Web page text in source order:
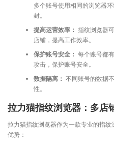
多个账号使用相同的浏览器
封。
提高运营效率： 指纹浏览器
店铺，提高工作效率。
保护账号安全： 每个账号都
攻击，保护账号安全。
数据隔离： 不同账号的数据
性。
拉力猫指纹浏览器：多店
拉力猫指纹浏览器作为一款专业的指
优势：